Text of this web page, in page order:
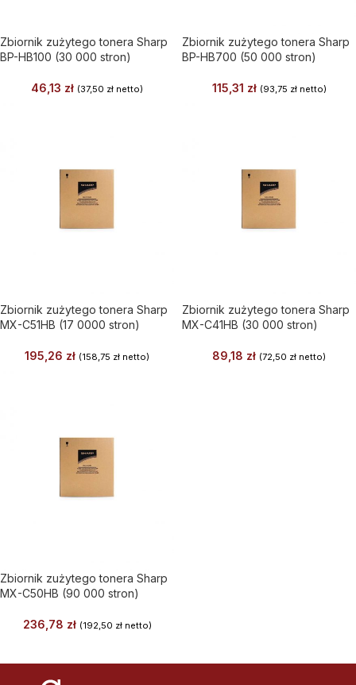
Zbiornik zużytego tonera Sharp
BP-HB100 (30 000 stron)
46,13 zł (37,50 zł netto)
Zbiornik zużytego tonera Sharp
BP-HB700 (50 000 stron)
115,31 zł (93,75 złnetto)
Zbiornik zużytego tonera Sharp
MX-C51HB (17 0000 stron)
195,26 zł (158,75 zł netto)
Zbiornik zużytego tonera Sharp
MX-C41HB (30 000 stron)
89,18 zł (72,50 zł netto)
Zbiornik zużytego tonera Sharp
MX-C50HB (90 000 stron)
236,78 zł (192,50 złnetto)